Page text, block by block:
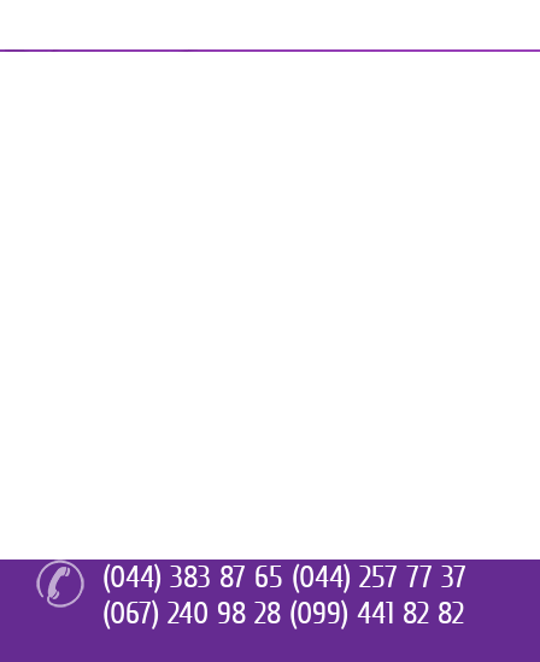
(044) 383 87 65 (044) 257 77 37
(067) 240 98 28 (099) 441 82 82